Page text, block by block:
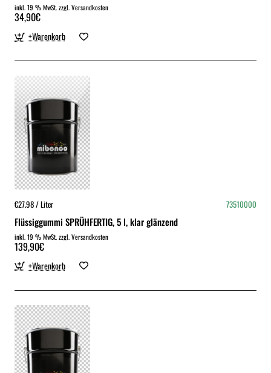
inkl. 19 % MwSt. zzgl. Versandkosten
34,90€
+Warenkorb
€27.98 / Liter 73510000
Flüssiggummi SPRÜHFERTIG, 5 l, klar glänzend
inkl. 19 % MwSt. zzgl. Versandkosten
139,90€
+Warenkorb